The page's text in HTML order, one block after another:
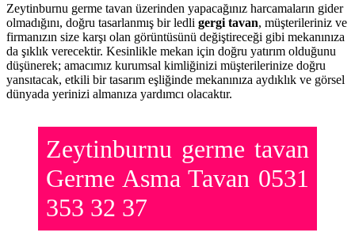
Zeytinburnu germe tavan üzerinden yapacağınız harcamaların gider
olmadığını, doğru tasarlanmış bir ledli gergi tavan, müşterileriniz ve
firmanızın size karşı olan görüntüsünü değiştireceği gibi mekanınıza
da şıklık verecektir. Kesinlikle mekan için doğru yatırım olduğunu
düşünerek; amacımız kurumsal kimliğinizi müşterilerinize doğru
yansıtacak, etkili bir tasarım eşliğinde mekanınıza aydıklık ve görsel
dünyada yerinizi almanıza yardımcı olacaktır.
Zeytinburnu germe tavan
Germe Asma Tavan 0531
353 32 37